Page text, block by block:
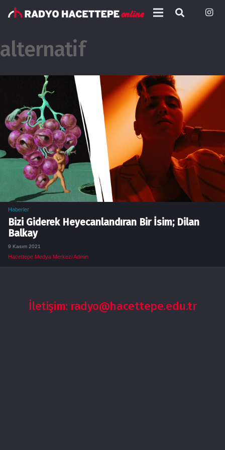
alternatif
Haberler
Bizi Giderek Heyecanlandıran Bir İsim; Dilan
Balkay
9 Kasım 2021
Hacettepe Medya Merkezi Admin
İletişim: radyo@hacettepe.edu.tr